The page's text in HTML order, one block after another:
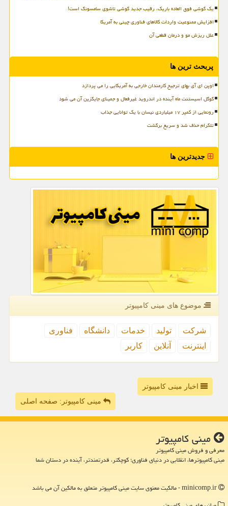
یک گوشی فوق العاده باریک، رقیب جدید گوشی تاشوی سامسونگ است!
افزایش ممنوعیت واردات کالاهای فناوری چینی به آمریکا
علل ریزش مو و درمان قطعی آن
پربحث ترین ها
اوپن ای آی بهای ترجیح کارمندان خارجی به آمریکایی را می پردازد
گوگل اسیستنت ماه آینده در اندروید غیرفعال و جمینای جایگزین آن می شود
رونمایی از کمپر ۱۷ میلیاردی نیسان با یک توانایی جذاب
تلگرام حذف شد و سریع برگشت
جدیدترین ها
موضوع های مینی كامپیوتر
شركت تولید خدمات دانشگاه
فناوری
اینترنت
آنلاین كاربر
اخبار مینی کامپیوتر
مینی کامپیوتر: صفحه اصلی
مینی كامپیوتر
معرفی و فروش مینی کامپیوتر
مینی کامپیوترها، انقلابی در دنیای فناوری؛ کوچکتر، قدرتمندتر، آینده در دستان شما